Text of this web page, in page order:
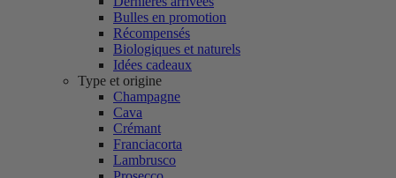
Bulles en promotion
Récompensés
Biologiques et naturels
Idées cadeaux
Type et origine
Champagne
Cava
Crémant
Franciacorta
Lambrusco